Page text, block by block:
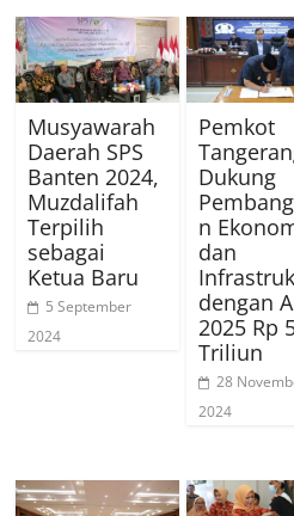
Musyawarah
Daerah SPS
Banten 2024,
Muzdalifah
Terpilih
sebagai
Ketua Baru
5 September
2024
Pemkot
Dukung
n
dan
dengan
2025 Rp
Triliun
28
2024